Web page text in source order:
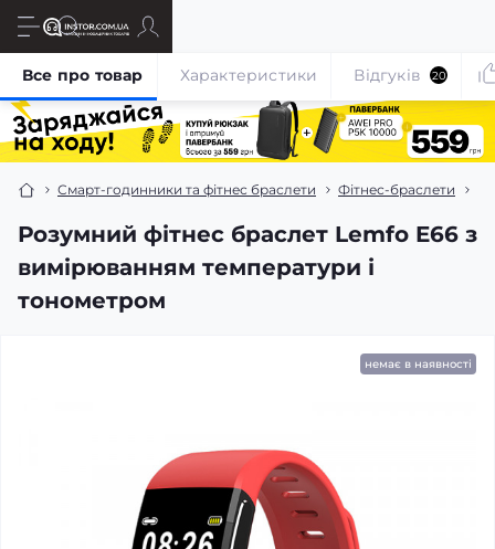
Смарт-годинники та фітнес браслети Фітнес-браслети
Розумний фітнес браслет Lemfo E66 з
вимірюванням температури і
тонометром
Все про товар Характеристики Відгуків 20
немає в наявності